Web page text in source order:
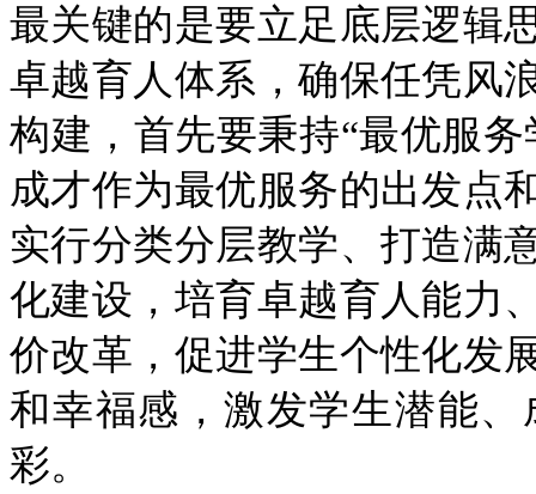
最关键的是要立足底层逻辑
卓越育人体系，确保任凭风
构建，首先要秉持“最优服
成才作为最优服务的出发点
实行分类分层教学、打造满
化建设，培育卓越育人能力
价改革，促进学生个性化发
和幸福感，激发学生潜能
彩。